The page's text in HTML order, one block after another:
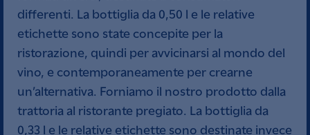
differenti. La bottiglia da 0,50 l e le relative
etichette sono state concepite per la
ristorazione, quindi per avvicinarsi al mondo del
vino, e contemporaneamente per crearne
un’alternativa. Forniamo il nostro prodotto dalla
trattoria al ristorante pregiato. La bottiglia da
0,33 l e le relative etichette sono destinate invece